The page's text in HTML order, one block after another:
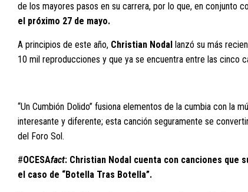
de los mayores pasos en su carrera, por lo que, en conjunto
el próximo 27 de mayo.
A principios de este año, Christian Nodal lanzó su más
10 mil reproducciones y que ya se encuentra entre las cinco
“Un Cumbión Dolido” fusiona elementos de la cumbia con la
interesante y diferente; esta canción seguramente se
del Foro Sol.
#OCESAfact: Christian Nodal cuenta con canciones que
el caso de “Botella Tras Botella”.